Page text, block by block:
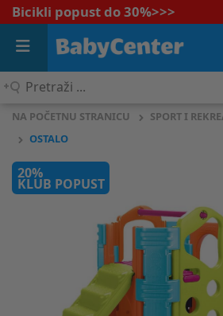
Bicikli popust do 30%>>>
Pretraži
NA POČETNU STRANICU SPORT I
OSTALO
20%
KLUB POPUST